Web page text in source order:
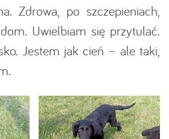
Zdrowa, po szczepieniach,
Uwielbiam się przytulać.
Jestem jak cień – ale taki,